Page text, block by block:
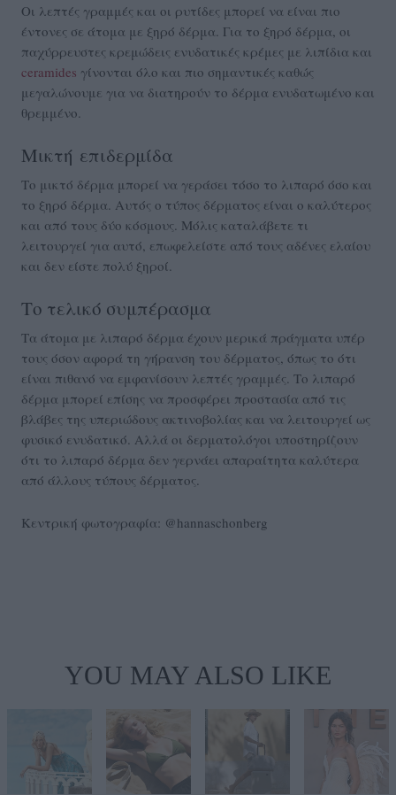
Οι λεπτές γραμμές και οι ρυτίδες μπορεί να είναι πιο
έντονες σε άτομα με ξηρό δέρμα. Για το ξηρό δέρμα, οι
παχύρρευστες κρεμώδεις ενυδατικές κρέμες με λιπίδια και
ceramides γίνονται όλο και πιο σημαντικές καθώς
μεγαλώνουμε για να διατηρούν το δέρμα ενυδατωμένο και
θρεμμένο.
Μικτή επιδερμίδα
Το μικτό δέρμα μπορεί να γεράσει τόσο το λιπαρό όσο και
το ξηρό δέρμα. Αυτός ο τύπος δέρματος είναι ο καλύτερος
και από τους δύο κόσμους. Μόλις καταλάβετε τι
λειτουργεί για αυτό, επωφελείστε από τους αδένες ελαίου
και δεν είστε πολύ ξηροί.
Το τελικό συμπέρασμα
Τα άτομα με λιπαρό δέρμα έχουν μερικά πράγματα υπέρ
τους όσον αφορά τη γήρανση του δέρματος, όπως το ότι
είναι πιθανό να εμφανίσουν λεπτές γραμμές. Το λιπαρό
δέρμα μπορεί επίσης να προσφέρει προστασία από τις
βλάβες της υπεριώδους ακτινοβολίας και να λειτουργεί ως
φυσικό ενυδατικό. Αλλά οι δερματολόγοι υποστηρίζουν
ότι το λιπαρό δέρμα δεν γερνάει απαραίτητα καλύτερα
από άλλους τύπους δέρματος.
Κεντρική φωτογραφία: @hannaschonberg
YOU MAY ALSO LIKE